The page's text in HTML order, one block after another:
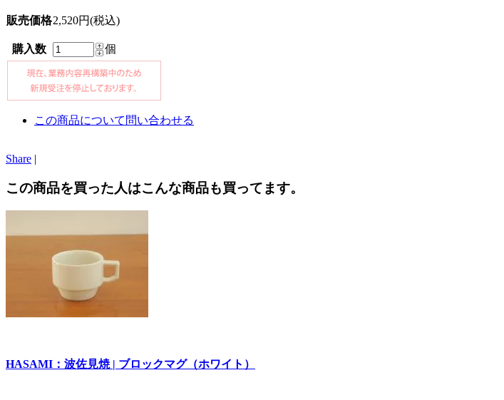
販売価格2,520円(税込)
購入数 個
この商品について問い合わせる
Share |
この商品を買った人はこんな商品も買ってます。
HASAMI：波佐見焼 | ブロックマグ（ホワイト）